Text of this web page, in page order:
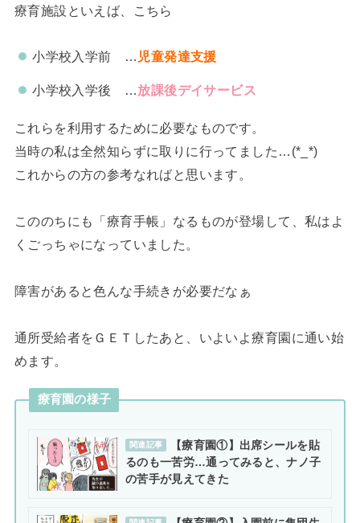
療育施設といえば、こちら
小学校入学前 … 児童発達支援
小学校入学後 …放課後デイサービス
これらを利用するために必要なものです。
当時の私は全然知らずに取りに行ってました…(*_*)
これからの方の参考なればと思います。
こののちにも「療育手帳」なるものが登場して、私はよ
くごっちゃになっていました。
障害があると色んな手続きが必要だなぁ
通所受給者をＧＥＴしたあと、いよいよ療育園に通い始
めます。
療育園の様子
関連記事
【療育園①】出席シールを貼
るのも一苦労…通ってみると、ナノ子
の苦手が見えてきた